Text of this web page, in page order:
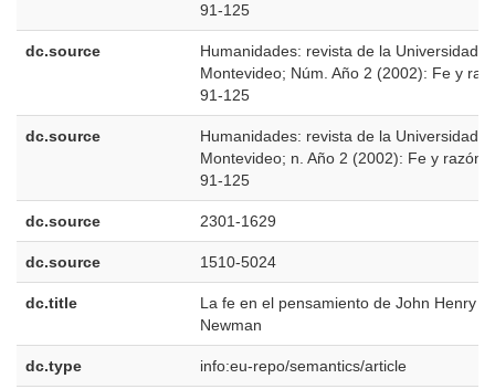
91-125
dc.source
Humanidades: revista de la Universidad
Montevideo; Núm. Año 2 (2002): Fe y
91-125
dc.source
Humanidades: revista de la Universidad
Montevideo; n. Año 2 (2002): Fe y razón;
91-125
dc.source 2301-1629
dc.source 1510-5024
dc.title
La fe en el pensamiento de John Henry
Newman
dc.type info:eu-repo/semantics/article